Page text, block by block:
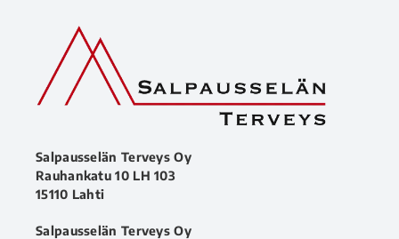
Salpausselän Terveys Oy
Rauhankatu 10 LH 103
15110 Lahti
Salpausselän Terveys Oy